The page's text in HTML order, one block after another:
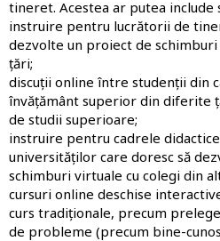
tineret. Acestea ar putea include
instruire pentru lucrătorii de
dezvolte un proiect de
țări;
discuții online între studenții din
învățământ superior din diferite
de studii superioare;
instruire pentru cadrele
universităților care doresc să
schimburi virtuale cu colegi din
cursuri online deschise
curs tradiționale, precum
de probleme (precum bine-